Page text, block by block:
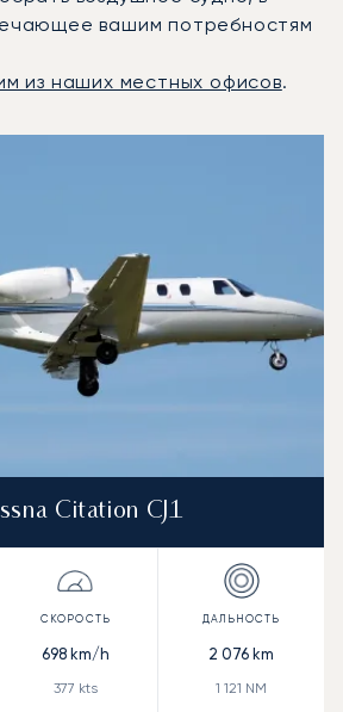
вашим потребностям
из наших местных офисов.
Citation CJ1
698km/h
377 kts
2 076 km
1 121 NM